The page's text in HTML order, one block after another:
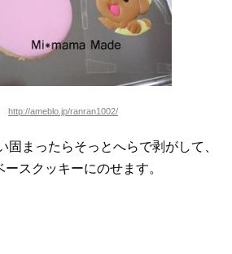
http://ameblo.jp/ranran1002/
固まったらそっとへらで剥がして、
スクッキーにのせます。